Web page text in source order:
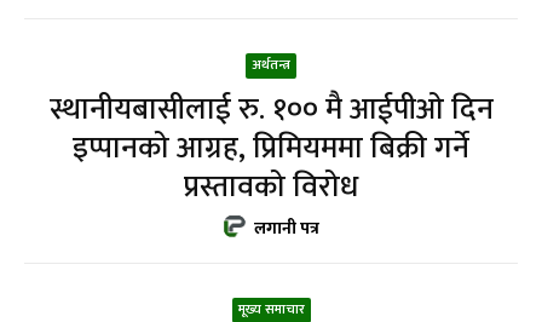
अर्थतन्त्र
स्थानीयबासीलाई रु. १०० मै आईपीओ दिन
इप्पानको आग्रह, प्रिमियममा बिक्री गर्ने
प्रस्तावको विरोध
लगानी पत्र
मूख्य समाचार